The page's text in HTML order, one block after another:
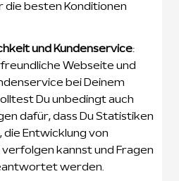
die besten Konditionen
und Kundenservice:
Webseite und
bei Deinem
Du unbedingt auch
dafür, dass Du Statistiken
Entwicklung von
kannst und Fragen
werden.